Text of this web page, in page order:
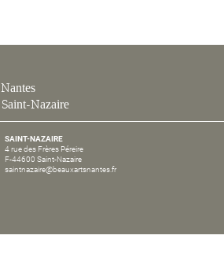
Nazaire
SAINT-NAZAIRE
4 rue des Frères Péreire
F-44600 Saint-Nazaire
saintnazaire@beauxartsnantes.fr